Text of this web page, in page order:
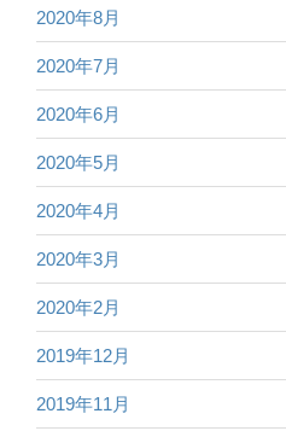
2020年8月
2020年7月
2020年6月
2020年5月
2020年4月
2020年3月
2020年2月
2019年12月
2019年11月